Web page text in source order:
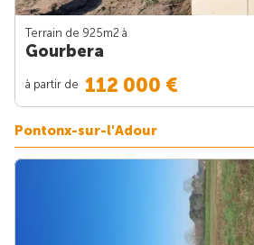
Terrain de 925m2 à
Gourbera
à partir de 112 000 €
Pontonx-sur-l'Adour